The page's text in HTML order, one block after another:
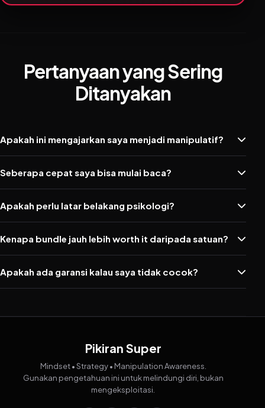
Pertanyaan yang Sering
Ditanyakan
Apakah ini mengajarkan saya menjadi manipulatif?
Seberapa cepat saya bisa mulai baca?
Apakah perlu latar belakang psikologi?
Kenapa bundle jauh lebih worth it daripada satuan?
Apakah ada garansi kalau saya tidak cocok?
Pikiran Super
Mindset • Strategy • Manipulation Awareness.
Gunakan pengetahuan ini untuk melindungi diri, bukan
mengeksploitasi.